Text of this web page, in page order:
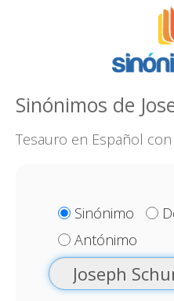
Sinónimos de
Tesauro en Español
Sinónimo
Antónimo